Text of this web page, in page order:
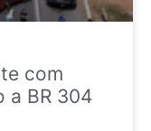
com
a BR 304